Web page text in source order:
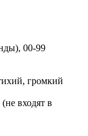
00-99
громкий
входят в